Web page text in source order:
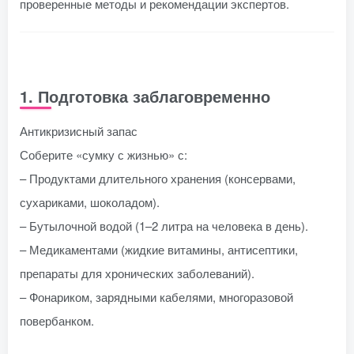
проверенные методы и рекомендации экспертов.
1. Подготовка заблаговременно
Антикризисный запас
Соберите «сумку с жизнью» с:
– Продуктами длительного хранения (консервами,
сухариками, шоколадом).
– Бутылочной водой (1–2 литра на человека в день).
– Медикаментами (жидкие витамины, антисептики,
препараты для хронических заболеваний).
– Фонариком, зарядными кабелями, многоразовой
повербанком.